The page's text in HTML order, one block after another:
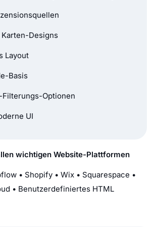
Karten-Designs
Layout
Basis
Filterungs-Optionen
UI
wichtigen Website-Plattformen
• Shopify • Wix • Squarespace •
• Benutzerdefiniertes HTML